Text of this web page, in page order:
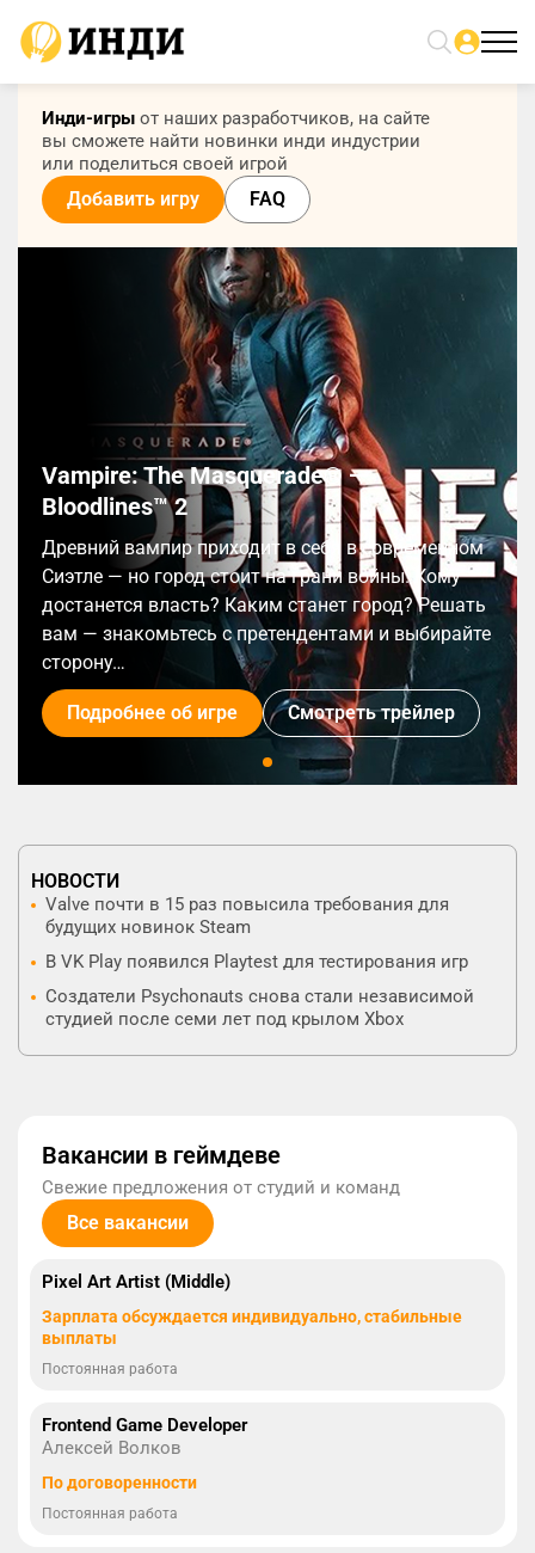
Инди-игры от наших разработчиков, на сайте
вы сможете найти новинки инди индустрии
или поделиться своей игрой
Добавить игру FAQ
Vampire: The Masquerade® —
Bloodlines™ 2
Древний вампир приходит в себя в современном
Сиэтле — но город стоит на грани войны. Кому
достанется власть? Каким станет город? Решать
вам — знакомьтесь с претендентами и выбирайте
сторону…
Подробнее об игре Смотреть трейлер
НОВОСТИ
Valve почти в 15 раз повысила требования для
будущих новинок Steam
В VK Play появился Playtest для тестирования игр
Создатели Psychonauts снова стали независимой
студией после семи лет под крылом Xbox
Вакансии в геймдеве
Свежие предложения от студий и команд
Все вакансии
Pixel Art Artist (Middle)
Зарплата обсуждается индивидуально, стабильные
выплаты
Постоянная работа
Frontend Game Developer
Алексей Волков
По договоренности
Постоянная работа